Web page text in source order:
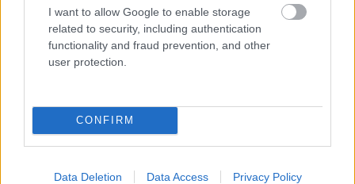
I want to allow Google to enable storage
related to security, including authentication
functionality and fraud prevention, and other
user protection.
CONFIRM
Data Deletion Data Access Privacy Policy
2026.08.05. 11:04